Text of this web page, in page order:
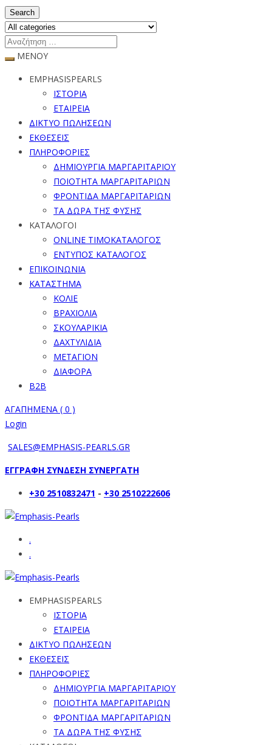
Search
ΜΕΝΟΥ
EMPHASISPEARLS
ΙΣΤΟΡΙΑ
ΕΤΑΙΡΕΙΑ
ΔΙΚΤΥΟ ΠΩΛΗΣΕΩΝ
ΕΚΘΕΣΕΙΣ
ΠΛΗΡΟΦΟΡΙΕΣ
ΔΗΜΙΟΥΡΓΙΑ ΜΑΡΓΑΡΙΤΑΡΙΟΥ
ΠΟΙΟΤΗΤΑ ΜΑΡΓΑΡΙΤΑΡΙΩΝ
ΦΡΟΝΤΙΔΑ ΜΑΡΓΑΡΙΤΑΡΙΩΝ
ΤΑ ΔΩΡΑ ΤΗΣ ΦΥΣΗΣ
ΚΑΤΑΛΟΓΟΙ
ONLINE ΤΙΜΟΚΑΤΑΛΟΓΟΣ
ΕΝΤΥΠΟΣ ΚΑΤΑΛΟΓΟΣ
ΕΠΙΚΟΙΝΩΝΙΑ
ΚΑΤΑΣΤΗΜΑ
ΚΟΛΙΕ
ΒΡΑΧΙΟΛΙΑ
ΣΚΟΥΛΑΡΙΚΙΑ
ΔΑΧΤΥΛΙΔΙΑ
ΜΕΤΑΓΙΟΝ
ΔΙΑΦΟΡΑ
B2B
ΑΓΑΠΗΜΕΝΑ ( 0 )
Login
SALES@EMPHASIS-PEARLS.GR
ΕΓΓΡΑΦΗ ΣΥΝΔΕΣΗ ΣΥΝΕΡΓΑΤΗ
+30 2510832471 - +30 2510222606
.
.
EMPHASISPEARLS
ΙΣΤΟΡΙΑ
ΕΤΑΙΡΕΙΑ
ΔΙΚΤΥΟ ΠΩΛΗΣΕΩΝ
ΕΚΘΕΣΕΙΣ
ΠΛΗΡΟΦΟΡΙΕΣ
ΔΗΜΙΟΥΡΓΙΑ ΜΑΡΓΑΡΙΤΑΡΙΟΥ
ΠΟΙΟΤΗΤΑ ΜΑΡΓΑΡΙΤΑΡΙΩΝ
ΦΡΟΝΤΙΔΑ ΜΑΡΓΑΡΙΤΑΡΙΩΝ
ΤΑ ΔΩΡΑ ΤΗΣ ΦΥΣΗΣ